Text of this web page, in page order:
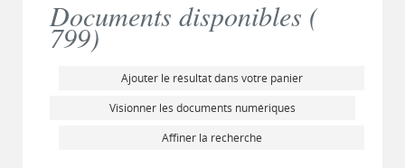
Documents disponibles (
799)
Ajouter le résultat dans votre panier
Visionner les documents numériques
Affiner la recherche